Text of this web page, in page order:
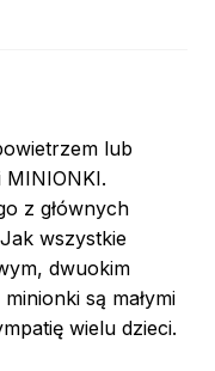
lub
MINIONKI.
z głównych
wszystkie
dwuokim
są małymi
wielu dzieci.